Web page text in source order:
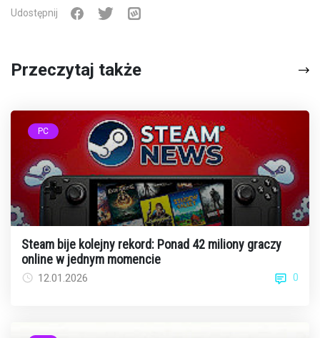
Udostępnij
Przeczytaj także
PC
Steam bije kolejny rekord: Ponad 42 miliony graczy
online w jednym momencie
12.01.2026 0